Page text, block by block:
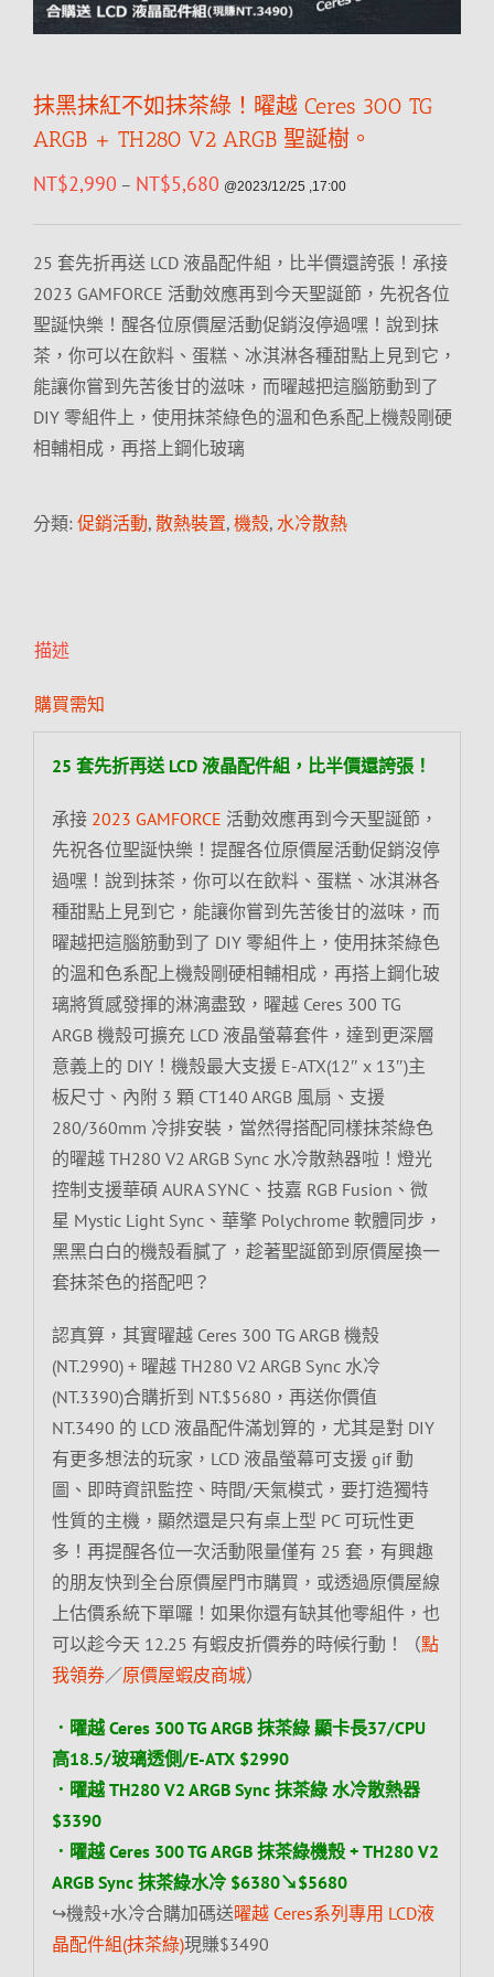
抹黑抹紅不如抹茶綠！曜越 Ceres 300 TG
ARGB + TH280 V2 ARGB 聖誕樹。
NT$2,990 – NT$5,680 @2023/12/25 ,17:00
25 套先折再送 LCD 液晶配件組，比半價還誇張！承接
2023 GAMFORCE 活動效應再到今天聖誕節，先祝各位
聖誕快樂！醒各位原價屋活動促銷沒停過嘿！說到抹
茶，你可以在飲料、蛋糕、冰淇淋各種甜點上見到它，
能讓你嘗到先苦後甘的滋味，而曜越把這腦筋動到了
DIY 零組件上，使用抹茶綠色的溫和色系配上機殼剛硬
相輔相成，再搭上鋼化玻璃
分類: 促銷活動, 散熱裝置, 機殼, 水冷散熱
描述
購買需知
25 套先折再送 LCD 液晶配件組，比半價還誇張！
承接 2023 GAMFORCE 活動效應再到今天聖誕節，
先祝各位聖誕快樂！提醒各位原價屋活動促銷沒停
過嘿！說到抹茶，你可以在飲料、蛋糕、冰淇淋各
種甜點上見到它，能讓你嘗到先苦後甘的滋味，而
曜越把這腦筋動到了 DIY 零組件上，使用抹茶綠色
的溫和色系配上機殼剛硬相輔相成，再搭上鋼化玻
璃將質感發揮的淋漓盡致，曜越 Ceres 300 TG
ARGB 機殼可擴充 LCD 液晶螢幕套件，達到更深層
意義上的 DIY！機殼最大支援 E-ATX(12″ x 13″)主
板尺寸、內附 3 顆 CT140 ARGB 風扇、支援
280/360mm 冷排安裝，當然得搭配同樣抹茶綠色
的曜越 TH280 V2 ARGB Sync 水冷散熱器啦！燈光
控制支援華碩 AURA SYNC、技嘉 RGB Fusion、微
星 Mystic Light Sync、華擎 Polychrome 軟體同步，
黑黑白白的機殼看膩了，趁著聖誕節到原價屋換一
套抹茶色的搭配吧？
認真算，其實曜越 Ceres 300 TG ARGB 機殼
(NT.2990) + 曜越 TH280 V2 ARGB Sync 水冷
(NT.3390)合購折到 NT.$5680，再送你價值
NT.3490 的 LCD 液晶配件滿划算的，尤其是對 DIY
有更多想法的玩家，LCD 液晶螢幕可支援 gif 動
圖、即時資訊監控、時間/天氣模式，要打造獨特
性質的主機，顯然還是只有桌上型 PC 可玩性更
多！再提醒各位一次活動限量僅有 25 套，有興趣
的朋友快到全台原價屋門市購買，或透過原價屋線
上估價系統下單囉！如果你還有缺其他零組件，也
可以趁今天 12.25 有蝦皮折價券的時候行動！（點
我領券／原價屋蝦皮商城）
． 曜越 Ceres 300 TG ARGB 抹茶綠顯卡長37/CPU
高18.5/玻璃透側/E-ATX $2990
． 曜越 TH280 V2 ARGB Sync 抹茶綠 水冷散熱器
$3390
．曜越 Ceres 300 TG ARGB 抹茶綠機殼 + TH280 V2
ARGB Sync 抹茶綠水冷 $6380↘$5680
↪機殼+水冷合購加碼送曜越 Ceres系列專用 LCD液
晶配件組(抹茶綠)現賺$3490